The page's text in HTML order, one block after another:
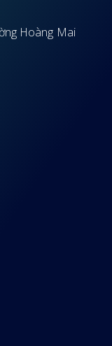
Hoàng Mai